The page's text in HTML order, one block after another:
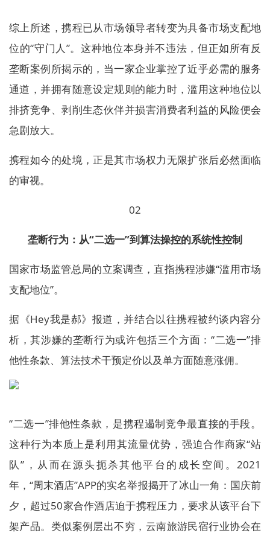
综上所述，携程已从市场领导者转变为具备市场支配地
位的“守门人”。这种地位本身并不违法，但正如所有反
垄断案例所揭示的，当一家企业掌控了近乎必需的服务
通道，并拥有随意设定规则的能力时，滥用这种地位以
排挤竞争、剥削生态伙伴并损害消费者利益的风险便会
急剧放大。
携程如今的处境，正是其市场权力无限扩张后必然面临
的审视。
02
垄断行为：从“二选一”到算法操控的系统性控制
国家市场监管总局的立案调查，直指携程涉嫌“滥用市场
支配地位”。
据《Hey我是郝》报道，并结合以往携程被约谈内容分
析，其涉嫌的垄断行为或许包括三个方面：“二选一”排
他性条款、算法技术干预定价以及单方面随意涨佣。
“二选一”排他性条款，是携程遏制竞争最直接的手段。
这种行为本质上是利用其流量优势，强迫合作商家“站
队”，从而在源头扼杀其他平台的成长空间。2021
年，“周末酒店”APP的实名举报揭开了冰山一角：国庆前
夕，超过50家合作酒店迫于携程压力，要求从该平台下
架产品。类似案例层出不穷，云南旅游民宿行业协会在